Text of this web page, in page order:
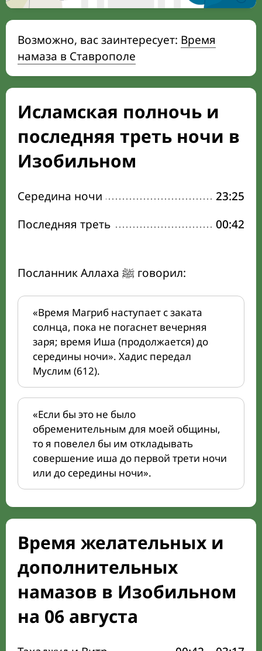
Возможно, вас заинтересует: Время
намаза в Ставрополе
Исламская полночь и
последняя треть ночи в
Изобильном
Середина ночи
23:25
Последняя треть
00:42
Посланник Аллаха ﷺ говорил:
«Время Магриб наступает с заката
солнца, пока не погаснет вечерняя
заря; время Иша (продолжается) до
середины ночи». Хадис передал
Муслим (612).
«Если бы это не было
обременительным для моей общины,
то я повелел бы им откладывать
совершение иша до первой трети ночи
или до середины ночи».
Время желательных и
дополнительных
намазов в Изобильном
на 06 августа